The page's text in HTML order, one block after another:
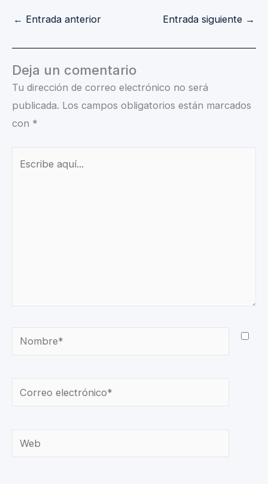
← Entrada anterior Entrada siguiente →
Deja un comentario
Tu dirección de correo electrónico no será
publicada. Los campos obligatorios están marcados
con *
Nombre*
Correo
Web